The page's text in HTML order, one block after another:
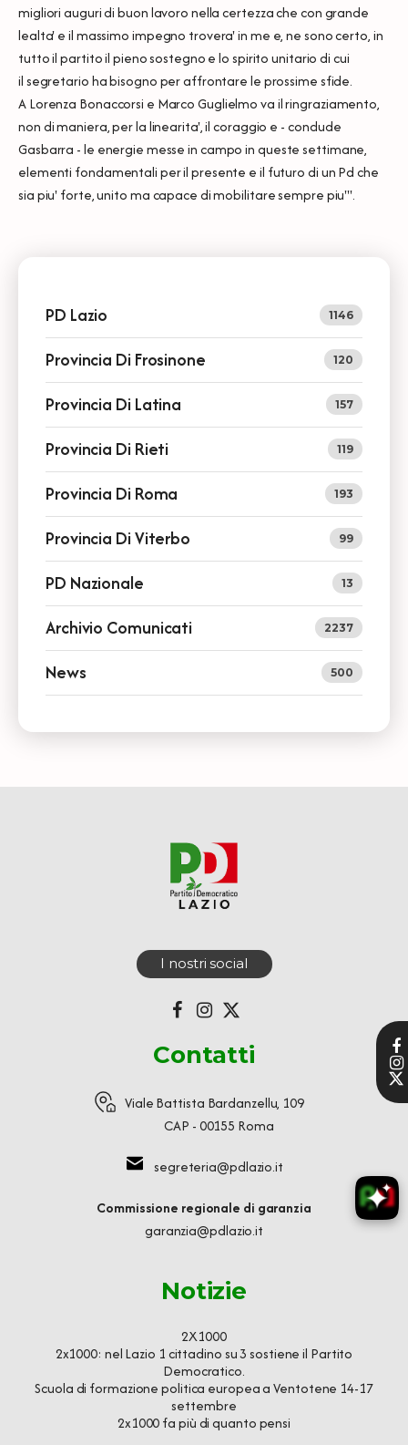
migliori auguri di buon lavoro nella certezza che con grande
lealta' e il massimo impegno trovera' in me e, ne sono certo, in
tutto il partito il pieno sostegno e lo spirito unitario di cui
il segretario ha bisogno per affrontare le prossime sfide.
A Lorenza Bonaccorsi e Marco Guglielmo va il ringraziamento,
non di maniera, per la linearita', il coraggio e - conclude
Gasbarra - le energie messe in campo in queste settimane,
elementi fondamentali per il presente e il futuro di un Pd che
sia piu' forte, unito ma capace di mobilitare sempre piu'".
PD Lazio 1146
Provincia Di Frosinone 120
Provincia Di Latina 157
Provincia Di Rieti 119
Provincia Di Roma 193
Provincia Di Viterbo 99
PD Nazionale 13
Archivio Comunicati 2237
News 500
I nostri social
Contatti
Viale Battista Bardanzellu, 109
CAP - 00155 Roma
segreteria@pdlazio.it
Commissione regionale di garanzia
garanzia@pdlazio.it
Notizie
2X1000
2x1000: nel Lazio 1 cittadino su 3 sostiene il Partito
Democratico.
Scuola di formazione politica europea a Ventotene 14-17
settembre
2x1000 fa più di quanto pensi